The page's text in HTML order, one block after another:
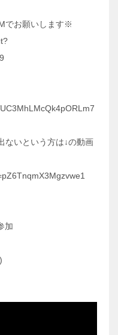
でお願いします※
ないという方は↓の動画
加